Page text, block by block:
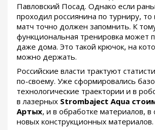
Павловский Посад. Однако если
проходил россиянина по турниру,
матч точно должен запомнить. К
функциональная тренировка может
даже дома. Это такой крючок, на
можно держать.
Российские власти трактуют
по-своему. Уже сформировались
технологические траектории и в
в лазерных Strombaject Aqua
Артых, и в обработке материалов, в
новых конструкционных материалов.